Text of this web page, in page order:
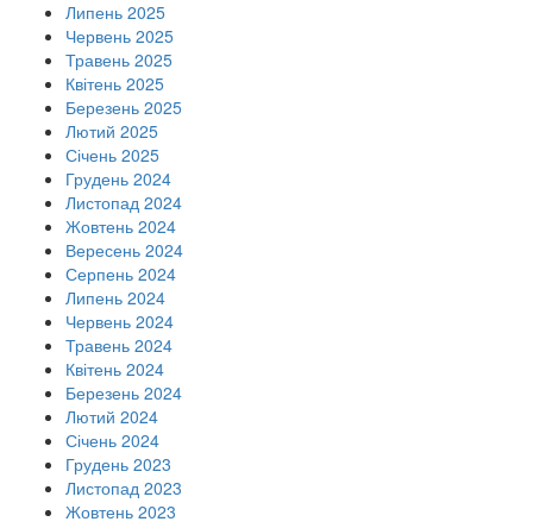
Липень 2025
Червень 2025
Травень 2025
Квітень 2025
Березень 2025
Лютий 2025
Січень 2025
Грудень 2024
Листопад 2024
Жовтень 2024
Вересень 2024
Серпень 2024
Липень 2024
Червень 2024
Травень 2024
Квітень 2024
Березень 2024
Лютий 2024
Січень 2024
Грудень 2023
Листопад 2023
Жовтень 2023